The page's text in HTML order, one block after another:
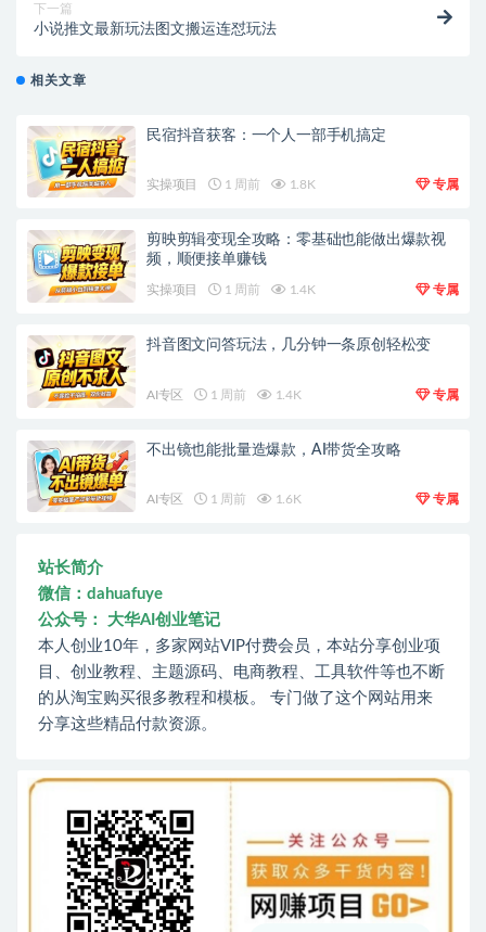
下一篇
小说推文最新玩法图文搬运连怼玩法
相关文章
民宿抖音获客：一个人一部手机搞定
实操项目 1 周前 1.8K 专属
剪映剪辑变现全攻略：零基础也能做出爆款视
频，顺便接单赚钱
实操项目 1 周前 1.4K 专属
抖音图文问答玩法，几分钟一条原创轻松变
AI专区 1 周前 1.4K 专属
不出镜也能批量造爆款，AI带货全攻略
AI专区 1 周前 1.6K 专属
站长简介
微信：dahuafuye
公众号： 大华AI创业笔记
本人创业10年，多家网站VIP付费会员，本站分享创业项
目、创业教程、主题源码、电商教程、工具软件等也不断
的从淘宝购买很多教程和模板。 专门做了这个网站用来
分享这些精品付款资源。